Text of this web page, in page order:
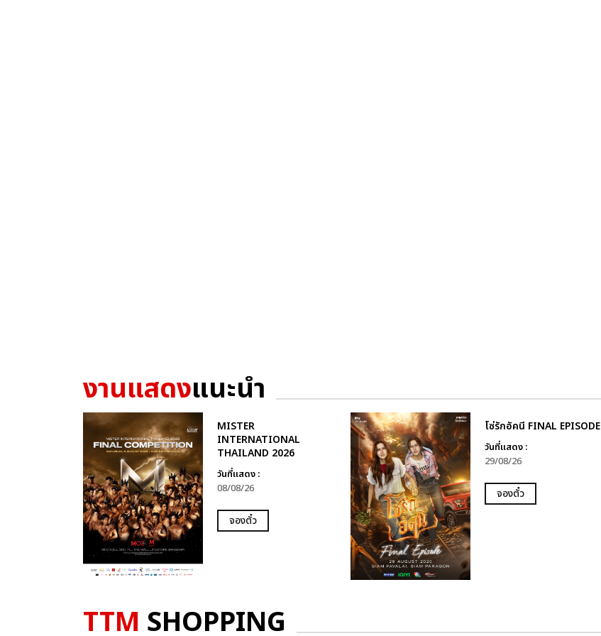
งานแสดงแนะนำ
MISTER
INTERNATIONAL
THAILAND 2026
วันที่แสดง :
08/08/26
จองตั๋ว
โซ่รักอัคนี FINAL EPISODE
วันที่แสดง :
29/08/26
จองตั๋ว
TTM SHOPPING